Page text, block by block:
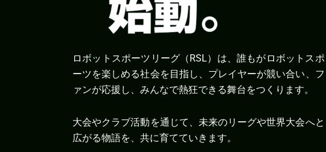
ロボットスポーツリーグ（RSL）は、誰もがロボットスポ
ーツを楽しめる社会を目指し、プレイヤーが競い合い、フ
ァンが応援し、みんなで熱狂できる舞台をつくります。
大会やクラブ活動を通じて、未来のリーグや世界大会へと
広がる物語を、共に育てていきます。